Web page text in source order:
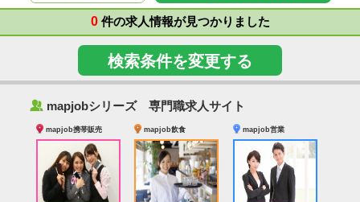
0件の求人情報が見つかりました
検索条件を変更する
‰ mapjobシリーズ 専門職求人サイト
mapjob携帯販売 mapjob飲食 mapjob営業